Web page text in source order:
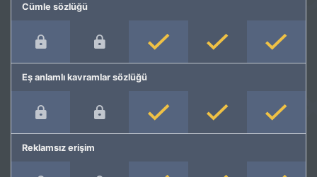
Cümle sözlüğü
Eş anlamlı kavramlar sözlüğü
Reklamsız erişim